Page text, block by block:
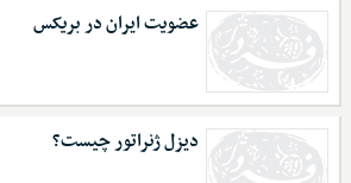
عضویت ایران در بریکس
دیزل ژنراتور چیست؟